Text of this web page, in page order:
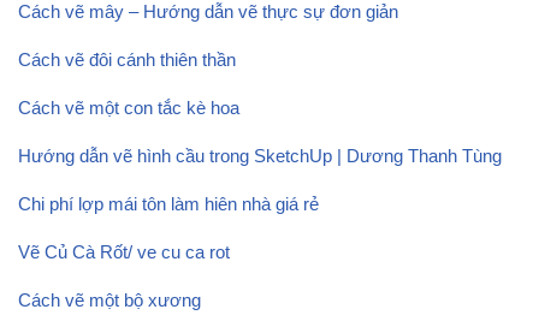
Cách vẽ mây – Hướng dẫn vẽ thực sự đơn giản
Cách vẽ đôi cánh thiên thần
Cách vẽ một con tắc kè hoa
Hướng dẫn vẽ hình cầu trong SketchUp | Dương Thanh Tùng
Chi phí lợp mái tôn làm hiên nhà giá rẻ
Vẽ Củ Cà Rốt/ ve cu ca rot
Cách vẽ một bộ xương